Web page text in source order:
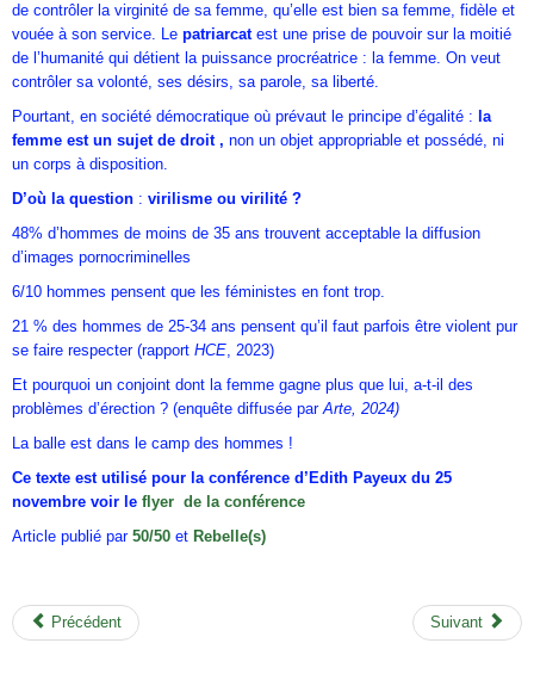
de contrôler la virginité de sa femme, qu’elle est bien sa femme, fidèle et
vouée à son service. Le patriarcat est une prise de pouvoir sur la moitié
de l’humanité qui détient la puissance procréatrice : la femme. On veut
contrôler sa volonté, ses désirs, sa parole, sa liberté.
Pourtant, en société démocratique où prévaut le principe d’égalité : la
femme est un sujet de droit , non un objet appropriable et possédé, ni
un corps à disposition.
D’où la question : virilisme ou virilité ?
48% d’hommes de moins de 35 ans trouvent acceptable la diffusion
d’images pornocriminelles
6/10 hommes pensent que les féministes en font trop.
21 % des hommes de 25-34 ans pensent qu’il faut parfois être violent pur
se faire respecter (rapport HCE, 2023)
Et pourquoi un conjoint dont la femme gagne plus que lui, a-t-il des
problèmes d’érection ? (enquête diffusée parArte, 2024)
La balle est dans le camp des hommes !
Ce texte est utilisé pour la conférence d’Edith Payeux du 25
novembre voir le flyer de la conférence
Article publié par 50/50 et Rebelle(s)
Précédent Suivant